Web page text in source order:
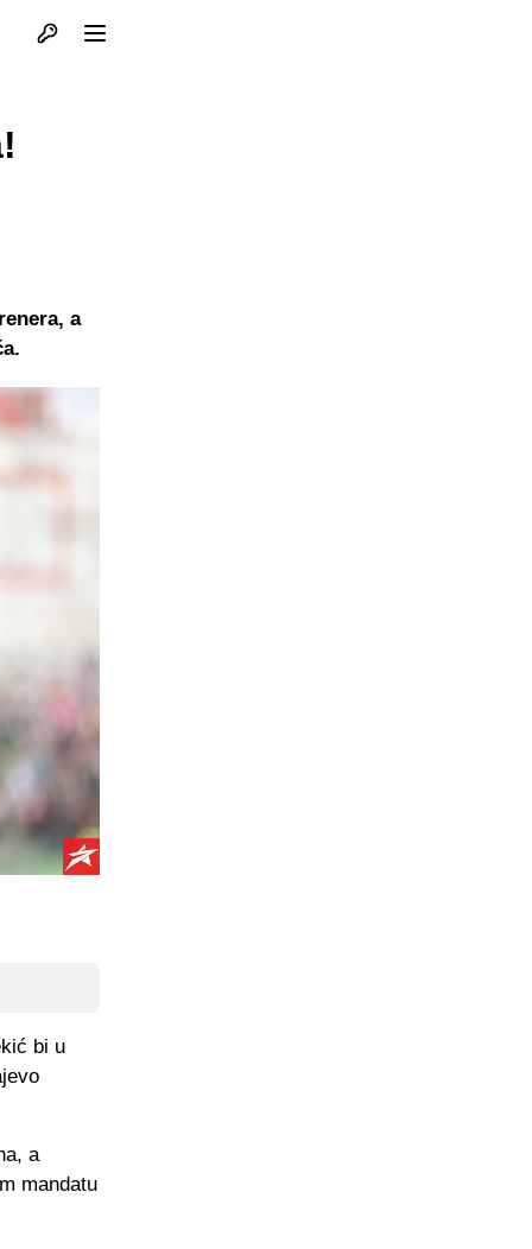
Otvori profil
a
bi u
a
mandatu